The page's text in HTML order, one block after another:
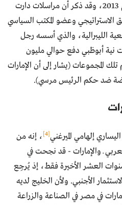
جماعة الإخوان المسلمين في العام 2013، وقد ذكر أن مراسلات دارت
الاستراتيجي وعضو المكتب السياسي
الليبرالية، والذي أسسه رجل
أبوظبي دفع حوالي مليون
المجموعات (يشار إلى أن الإمارات
ضد حكم الرئيس مرسي).
إلهامي الميرغني[4]
، إنه من
ــ والإمارات - قد نجحت في
العشر الأخيرة فقط، إذ يُرجِع
الأجنبي. ولأن الخليج لديه
في مصر في الصناعة والزراعة